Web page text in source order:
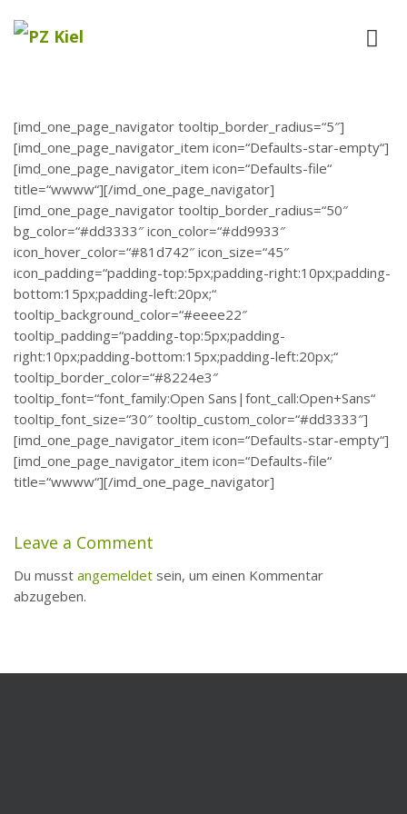
[imd_one_page_navigator tooltip_border_radius=“5″]
[imd_one_page_navigator_item icon=“Defaults-star-empty“]
[imd_one_page_navigator_item icon=“Defaults-file“
title=“wwww“][/imd_one_page_navigator]
[imd_one_page_navigator tooltip_border_radius=“50″
bg_color=“#dd3333″ icon_color=“#dd9933″
icon_hover_color=“#81d742″ icon_size=“45″
icon_padding=“padding-top:5px;padding-right:10px;padding-
bottom:15px;padding-left:20px;“
tooltip_background_color=“#eeee22″
tooltip_padding=“padding-top:5px;padding-
right:10px;padding-bottom:15px;padding-left:20px;“
tooltip_border_color=“#8224e3″
tooltip_font=“font_family:Open Sans|font_call:Open+Sans“
tooltip_font_size=“30″ tooltip_custom_color=“#dd3333″]
[imd_one_page_navigator_item icon=“Defaults-star-empty“]
[imd_one_page_navigator_item icon=“Defaults-file“
title=“wwww“][/imd_one_page_navigator]
Leave a Comment
Du musst angemeldet sein, um einen Kommentar
abzugeben.